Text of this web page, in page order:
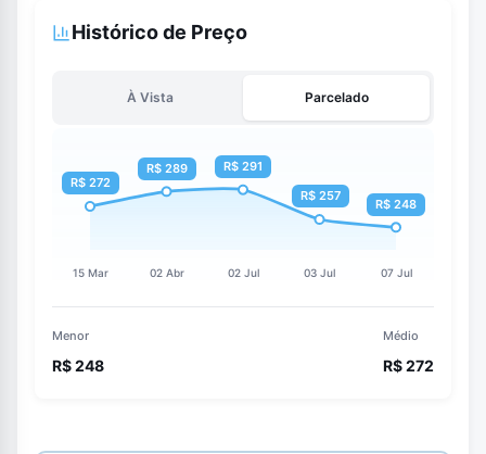
Histórico de Preço
À Vista Parcelado
Menor
R$ 248
Médio
R$ 272